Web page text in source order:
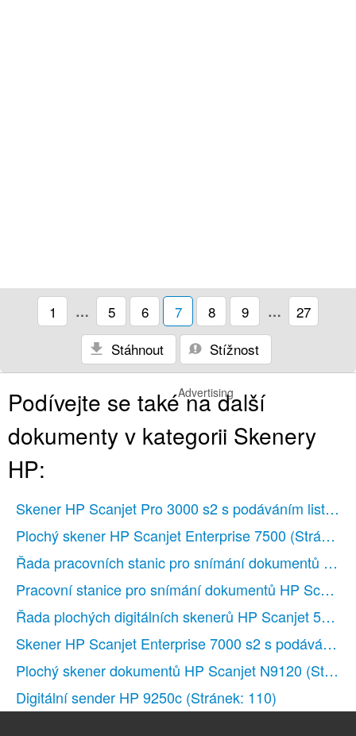
1 … 5 6 7 8 9 …
27
Stáhnout
Stížnost
Advertising
Podívejte se také na další
dokumenty v kategorii Skenery
HP:
Skener HP Scanjet Pro 3000 s2 s podáváním listů
Plochý skener HP Scanjet Enterprise 7500 (Stránek:
Řada pracovních stanic pro snímání dokumentů HP
Pracovní stanice pro snímání dokumentů HP
Řada plochých digitálních skenerů HP Scanjet 5590
Skener HP Scanjet Enterprise 7000 s2 s podáváním
Plochý skener dokumentů HP Scanjet N9120
Digitální sender HP 9250c (Stránek: 110)